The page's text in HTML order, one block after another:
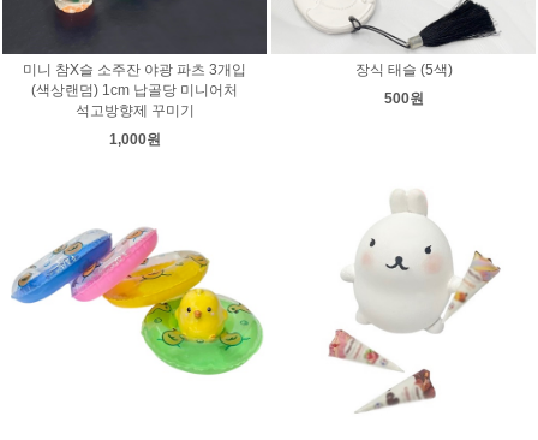
미니 참X슬 소주잔 야광 파츠 3개입
(색상랜덤) 1cm 납골당 미니어처
석고방향제 꾸미기
1,000원
장식 태슬 (5색)
500원